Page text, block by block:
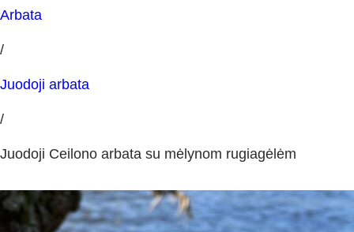
Arbata
/
Juodoji arbata
/
Juodoji Ceilono arbata su mėlynom rugiagėlėm